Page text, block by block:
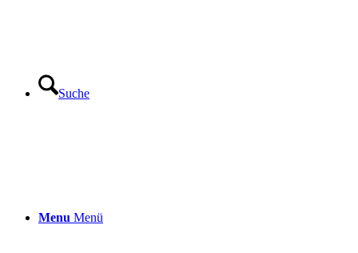
Suche
Menu Menü